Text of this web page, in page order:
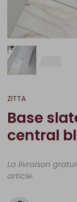
ZITTA
Base
central
La livraison
article.